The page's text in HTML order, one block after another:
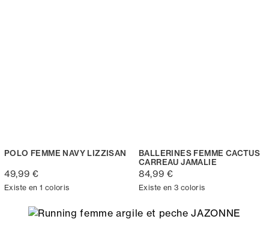
POLO FEMME NAVY LIZZISAN
49,99 €
Existe en 1 coloris
BALLERINES FEMME CACTUS
CARREAU JAMALIE
84,99 €
Existe en 3 coloris